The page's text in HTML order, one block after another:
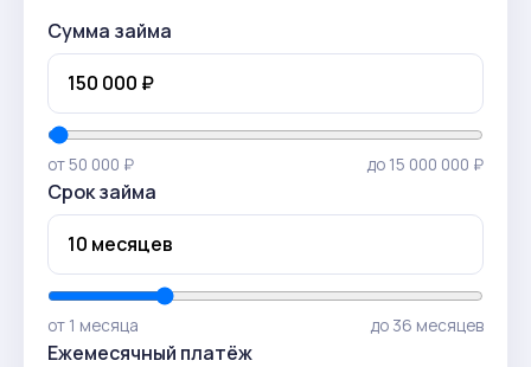
Сумма займа
от 50 000 ₽ до 15 000 000 ₽
Срок займа
от 1 месяца до 36 месяцев
Ежемесячный платёж